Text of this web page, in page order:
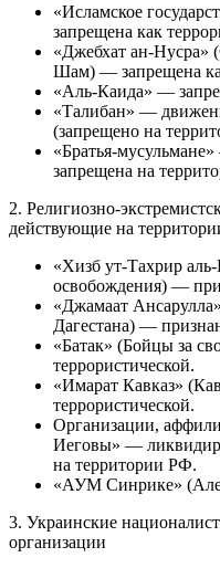
«Исламское
запрещена как
«Джебхат ан-Нусра»
Шам) — запрещена
«Аль-Каида» —
«Талибан» —
(запрещено на
«Братья-
запрещена на
2. Религиозно-
действующие на
«Хизб ут-Тахрир
освобождения) —
«Джамаат
Дагестана) —
«Батак» (Бойцы за
террористической.
«Имарат Кавказ»
террористической.
Организации,
Иеговы» —
на территории РФ.
«АУМ Синрике»
3. Украинские
организации